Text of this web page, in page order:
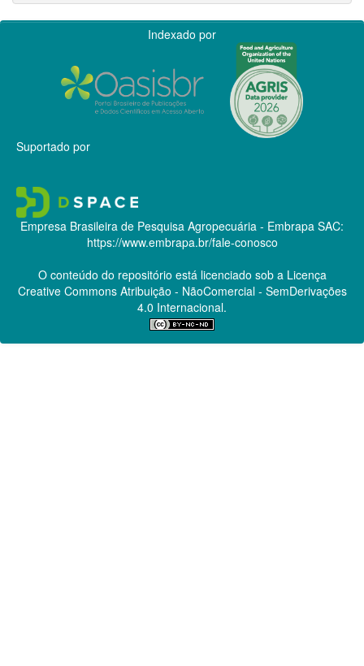
Indexado por
Suportado por
Empresa Brasileira de Pesquisa Agropecuária - Embrapa SAC:
https://www.embrapa.br/fale-conosco
O conteúdo do repositório está licenciado sob a Licença
Creative CommonsAtribuição - NãoComercial - SemDerivações
4.0 Internacional.